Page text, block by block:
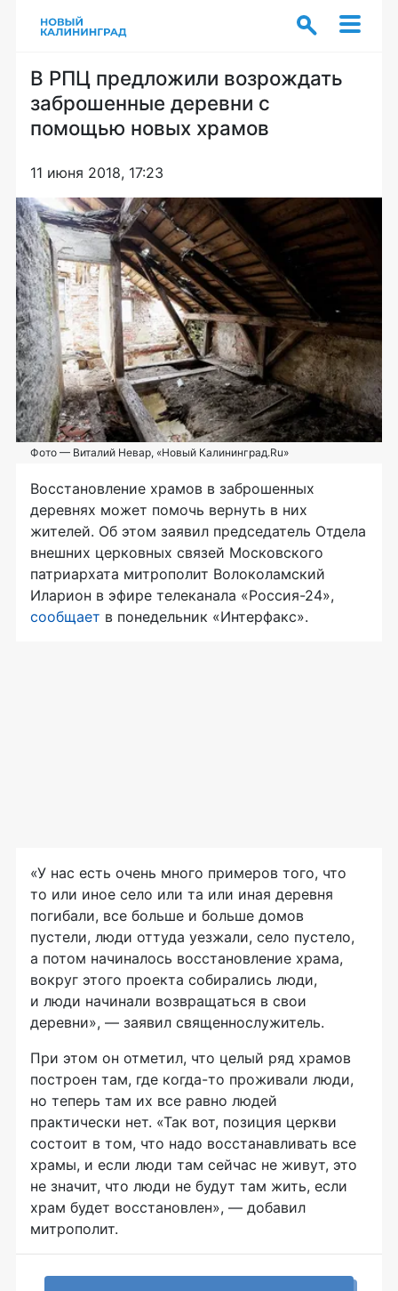
В РПЦ предложили возрождать
заброшенные деревни с
помощью новых храмов
11 июня 2018, 17:23
Фото — Виталий Невар, «Новый Калининград.Ru»
Восстановление храмов в заброшенных
деревнях может помочь вернуть в них
жителей. Об этом заявил председатель Отдела
внешних церковных связей Московского
патриархата митрополит Волоколамский
Иларион в эфире телеканала «Россия-24»,
сообщает в понедельник «Интерфакс».
«У нас есть очень много примеров того, что
то или иное село или та или иная деревня
погибали, все больше и больше домов
пустели, люди оттуда уезжали, село пустело,
а потом начиналось восстановление храма,
вокруг этого проекта собирались люди,
и люди начинали возвращаться в свои
деревни», — заявил священнослужитель.
При этом он отметил, что целый ряд храмов
построен там, где когда-то проживали люди,
но теперь там их все равно людей
практически нет. «Так вот, позиция церкви
состоит в том, что надо восстанавливать все
храмы, и если люди там сейчас не живут, это
не значит, что люди не будут там жить, если
храм будет восстановлен», — добавил
митрополит.